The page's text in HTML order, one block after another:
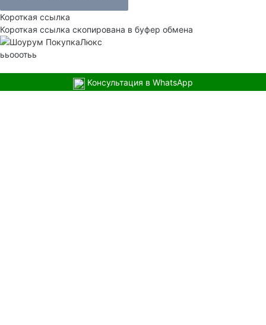
Короткая ссылка
Короткая ссылка скопирована в буфер обмена
ььооотьь
Консультация в WhatsApp